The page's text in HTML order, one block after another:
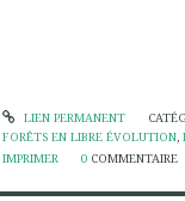
LIEN PERMANENT
FORÊTS EN LIBRE ÉVOLUTION,
IMPRIMER
0 COMMENTAIRE